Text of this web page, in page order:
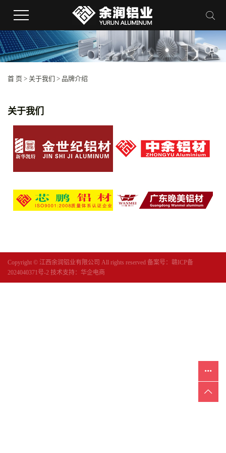
首 页 > 关于我们 > 品牌介绍
关于我们
Copyright © 江西余润铝业有限公司 All rights reserved 备案号： 赣ICP备
2024040371号-2 技术支持： 华企电商